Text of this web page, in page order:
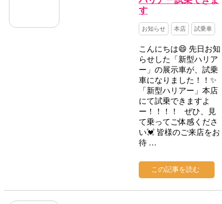
す
お知らせ 本店 試乗車
こんにちは😄 先日お知
らせした「新型ハリア
ー」の展示車が、試乗
車になりました！！✨
「新型ハリアー」本店
にて試乗できますよ
ー！！！！ ぜひ、見
て乗ってご体感くださ
い💓 皆様のご来店をお
待 …
この記事を読む